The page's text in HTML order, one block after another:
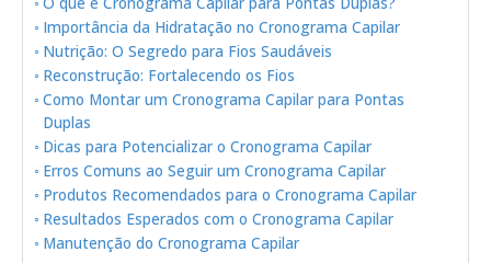
Importância da Hidratação no Cronograma Capilar
Nutrição: O Segredo para Fios Saudáveis
Reconstrução: Fortalecendo os Fios
Como Montar um Cronograma Capilar para Pontas
Duplas
Dicas para Potencializar o Cronograma Capilar
Erros Comuns ao Seguir um Cronograma Capilar
Produtos Recomendados para o Cronograma Capilar
Resultados Esperados com o Cronograma Capilar
Manutenção do Cronograma Capilar